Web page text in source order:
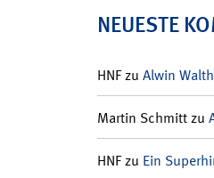
NEUESTE
HNFzu Alwin
Martin Schmittzu
HNFzu Ein